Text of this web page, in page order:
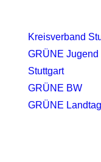
Kreisverband
GRÜNE Jugend
Stuttgart
GRÜNE BW
GRÜNE Landtag